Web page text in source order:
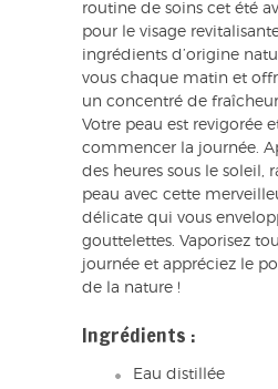
routine de soins cet été
pour le visage
ingrédients d’origine
vous chaque matin et
un concentré de
Votre peau est revigorée
commencer la journée.
des heures sous le soleil,
peau avec cette
délicate qui vous
gouttelettes. Vaporisez
journée et appréciez le
de la nature !
Ingrédients :
Eau distillée